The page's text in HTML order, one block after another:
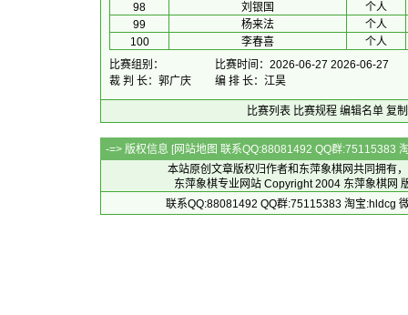
98
刘银国
个人
99
杨来法
个人
100
李春喜
个人
比赛组别：
比赛时间：2026-06-27 2026-06-27
裁 判 长：郭广庆
编 排 长：江昊
比赛列表 比赛规程 编辑名单 复
-=> 版权信息 [网站地图 联系QQ:88081492 QQ群:75115383
本站原创文章版权归作者和 东萍象棋网共同拥有
东萍象棋专业网站 Copyright 2004 东萍象棋网
联系QQ:88081492 QQ群:75115383 淘宝:hldcg